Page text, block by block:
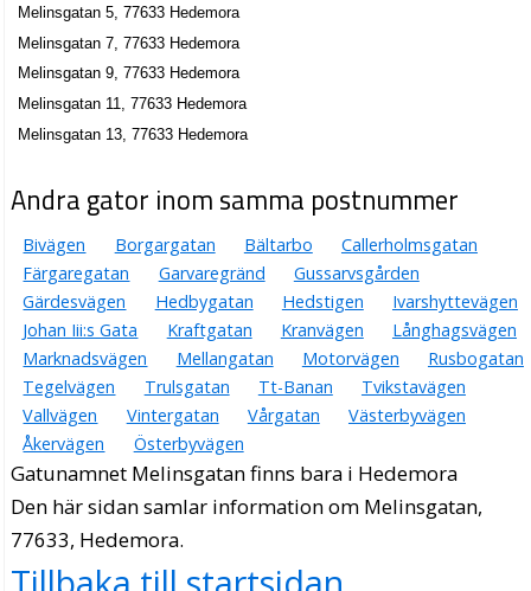
Melinsgatan 5, 77633 Hedemora
Melinsgatan 7, 77633 Hedemora
Melinsgatan 9, 77633 Hedemora
Melinsgatan 11, 77633 Hedemora
Melinsgatan 13, 77633 Hedemora
Andra gator inom samma postnummer
Bivägen Borgargatan Bältarbo
Callerholmsgatan
Färgaregatan
Garvaregränd
Gussarvsgården
Gärdesvägen
Hedbygatan Hedstigen
Ivarshyttevägen
Johan Iii:s Gata
Kraftgatan Kranvägen
Långhagsvägen
Marknadsvägen
Mellangatan Motorvägen
Rusbogatan
Tegelvägen
Trulsgatan Tt-Banan
Tvikstavägen
Vallvägen
Vintergatan Vårgatan
Västerbyvägen
Åkervägen
Österbyvägen
Gatunamnet Melinsgatan finns bara i Hedemora
Den här sidan samlar information om Melinsgatan,
77633, Hedemora.